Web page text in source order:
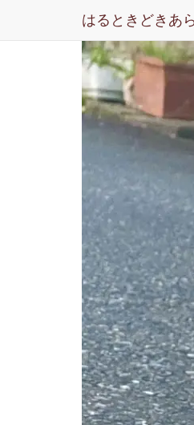
はるときどきあ